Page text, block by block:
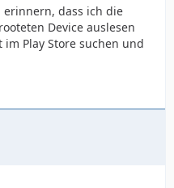
dass ich die
Device auslesen
Play Store suchen und